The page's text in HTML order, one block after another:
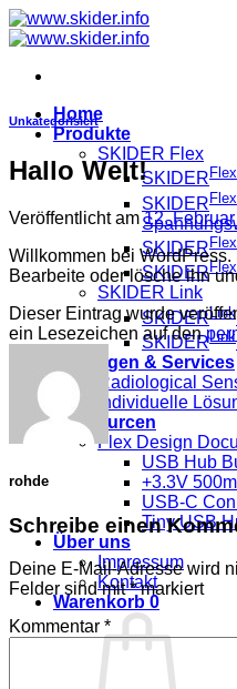
Zum
Inhalt
Home
Produkte
SKIDER Flex
SKIDER Flex
SKIDERFlex
SKIDERFlex
SKIDERFlex
SKIDER Link
SKIDERLink
SKIDERLink
Lösungen & Services
Radiological
Individuelle
Ressourcen
Flex Design
USB Hub
+3.3V
USB-C
Tiny USB
Über uns
Impressum
Kontakt
Warenkorb 0
Unkategorisiert
Hallo Welt!
Veröffentlicht am12.
Willkommen bei
Bearbeite oder lösche ihn
Dieser Eintrag wurde
ein Lesezeichen auf den
rohde
Schreibe einen
Deine E-Mail-Adresse wird
Felder sind mit*markiert
Kommentar *